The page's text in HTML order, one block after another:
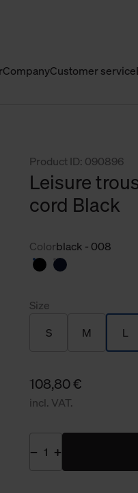
CompanyCustomer service
Product ID: 090896
Leisure
cord Black
Colorblack - 008
Size
S M L
108,80 €
incl. VAT.